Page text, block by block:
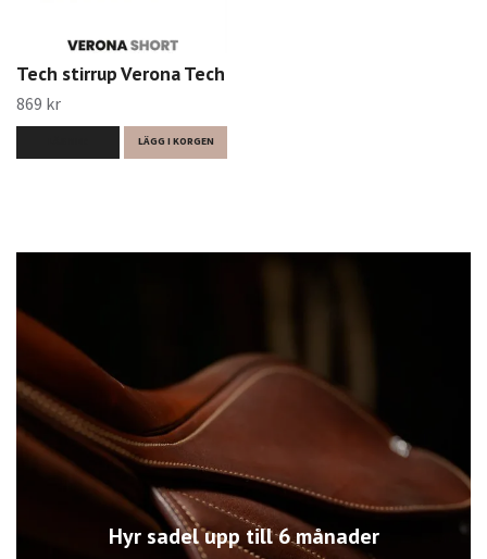
Hyr sadel upp till 6 månader
Tech stirrup Verona Tech
869 kr
LÄGG I KORGEN